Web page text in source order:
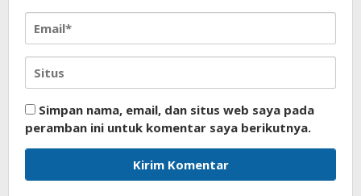
Simpan nama, email, dan situs web saya pada
peramban ini untuk komentar saya berikutnya.